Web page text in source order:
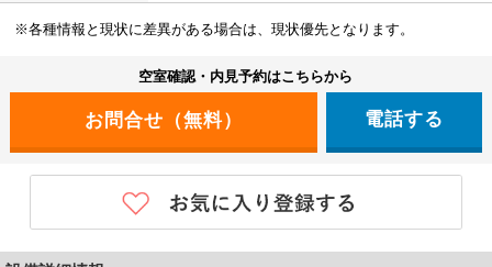
※各種情報と現状に差異がある場合は、現状優先となります。
空室確認・内見予約はこちらから
電話する